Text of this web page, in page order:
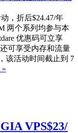
，折后$24.47/年
两个系列均参与本
优惠码可立享
可享受内存和流量
该活动时间截止到 7
VPS$23/